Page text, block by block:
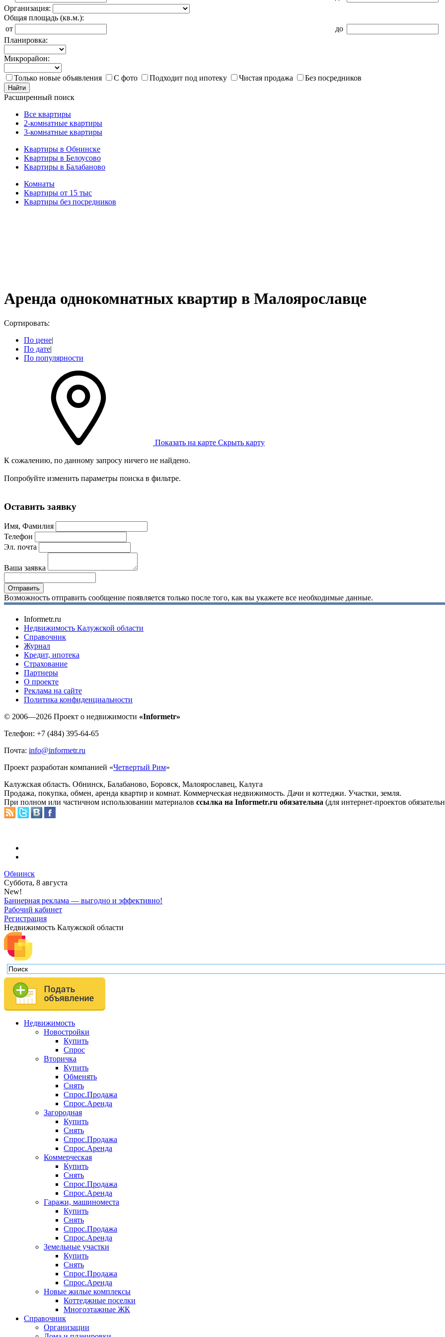
Организация:
Общая площадь (кв.м.):
от
до
Планировка:
Микрорайон:
Только новые объявления С фото Подходит под ипотеку Чистая продажа Без посредников
Найти
Расширенный поиск
Все квартиры
2-комнатные квартиры
3-комнатные квартиры
Квартиры в Обнинске
Квартиры в Белоусово
Квартиры в Балабаново
Комнаты
Квартиры от 15 тыс
Квартиры без посредников
Аренда однокомнатных квартир в Малоярославце
Сортировать:
По цене|
По дате|
По популярности
Показать на карте Скрыть карту
К сожалению, по данному запросу ничего не найдено.
Попробуйте изменить параметры поиска в фильтре.
Оставить заявку
Имя, Фамилия
Телефон
Эл. почта
Ваша заявка
Возможность отправить сообщение появляется только после того, как вы укажете все необходимые данные.
Informetr.ru
Недвижимость Калужской области
Справочник
Журнал
Кредит, ипотека
Страхование
Партнеры
O проекте
Реклама на сайте
Политика конфиденциальности
© 2006—2026 Проект о недвижимости «Informetr»
Телефон: +7 (484) 395-64-65
Почта: info@informetr.ru
Проект разработан компанией «Четвертый Рим»
Калужская область. Обнинск, Балабаново, Боровск, Малоярославец, Калуга
Продажа, покупка, обмен, аренда квартир и комнат. Коммерческая недвижимость. Дачи и коттеджи. Участки, земля.
При полном или частичном использовании материалов ссылка на Informetr.ru обязательна (для интернет-проектов
Обнинск
Суббота, 8 августа
New!
Баннерная реклама — выгодно и эффективно!
Рабочий кабинет
Регистрация
Недвижимость Калужской области
Недвижимость
Новостройки
Купить
Спрос
Вторичка
Купить
Обменять
Снять
Спрос.Продажа
Спрос.Аренда
Загородная
Купить
Снять
Спрос.Продажа
Спрос.Аренда
Коммерческая
Купить
Снять
Спрос.Продажа
Спрос.Аренда
Гаражи, машиноместа
Купить
Снять
Спрос.Продажа
Спрос.Аренда
Земельные участки
Купить
Снять
Спрос.Продажа
Спрос.Аренда
Новые жилые комплексы
Коттеджные поселки
Многоэтажные ЖК
Справочник
Организации